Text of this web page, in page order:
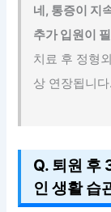
네, 통증이 지
추가 입원이
치료 후 정형
상 연장됩니다.
Q. 퇴원 후
인 생활 습